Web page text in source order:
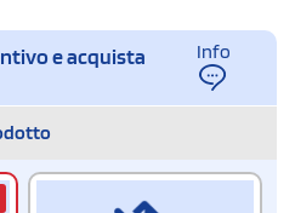
e acquista
Info